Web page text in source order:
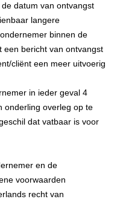
datum van ontvangst
langere
binnen de
een bericht van ontvangst
cliënt een meer uitvoerig
in ieder geval 4
onderling overleg op te
dat vatbaar is voor
en de
voorwaarden
recht van